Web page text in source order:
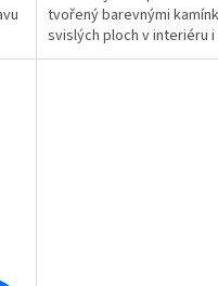
5
hvězdiček.
tvořený barevnými
svislých ploch v interiéru